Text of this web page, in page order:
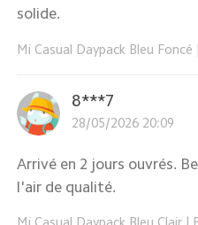
solide.
Mi Casual Daypack Bleu Foncé
8***7
28/05/2026 20:09
Arrivé en 2 jours ouvrés.
l'air de qualité.
Mi Casual Daypack Bleu Clair|